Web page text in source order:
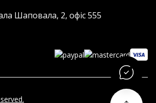
Шаповала, 2, офіс 555